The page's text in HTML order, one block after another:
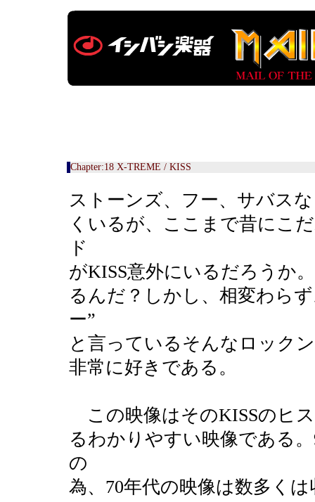
Chapter:18 X-TREME / KISS
ストーンズ、フー、サバス
くいるが、ここまで昔にこ
ド
がKISS意外にいるだろうか
るんだ？しかし、相変わら
ー”
と言っているそんなロック
非常に好きである。
この映像はそのKISSのヒ
るわかりやすい映像である
の
為、70年代の映像は数多く